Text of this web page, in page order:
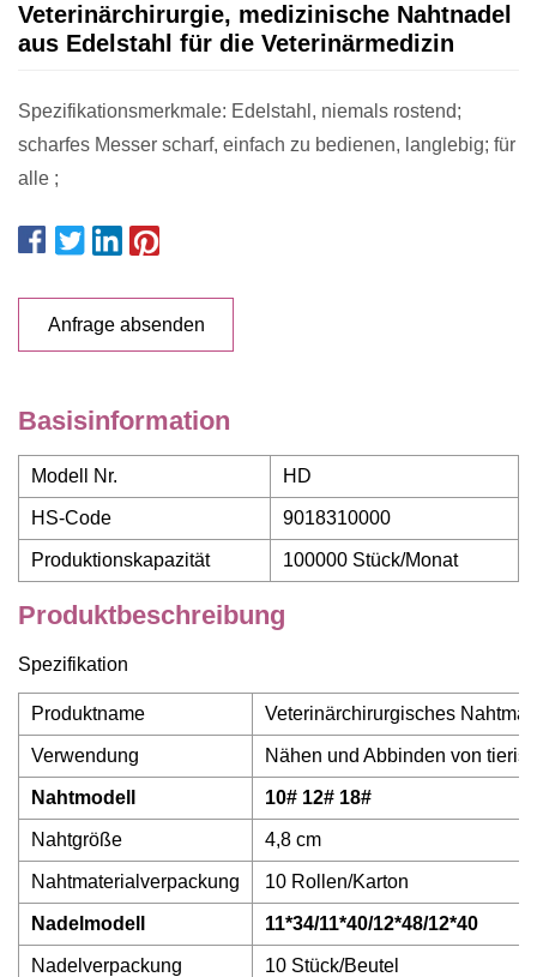
Veterinärchirurgie, medizinische Nahtnadel
aus Edelstahl für die Veterinärmedizin
Spezifikationsmerkmale: Edelstahl, niemals rostend;
scharfes Messer scharf, einfach zu bedienen, langlebig; für
alle ;
Anfrage absenden
Basisinformation
Modell Nr. HD
HS-Code 9018310000
Produktionskapazität 100000 Stück/Monat
Produktbeschreibung
Spezifikation
Produktname Veterinärchirurgisches
Verwendung Nähen und Abbinden von
Nahtmodell 10# 12# 18#
Nahtgröße 4,8 cm
Nahtmaterialverpackung 10 Rollen/Karton
Nadelmodell 11*34/11*40/12*48/12*40
Nadelverpackung 10 Stück/Beutel